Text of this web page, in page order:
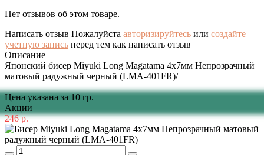
Нет отзывов об этом товаре.
Написать отзыв Пожалуйста авторизируйтесь или создайте
учетную запись перед тем как написать отзыв
Описание
Японский бисер Miyuki Long Magatama 4x7мм Непрозрачный
матовый радужный черный (LMA-401FR)/
Цена указана за 10 гр.
Акции
246 р.